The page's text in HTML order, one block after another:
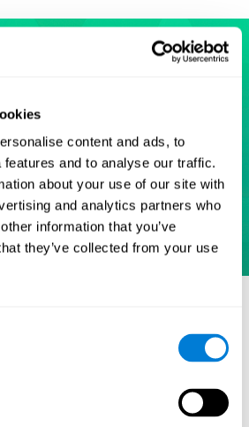
content and ads, to
and to analyse our traffic.
about your use of our site with
and analytics partners who
information that you’ve
they’ve collected from your use
of a target letter in a non- search task".
and Psychophysics. 16: 143–149.